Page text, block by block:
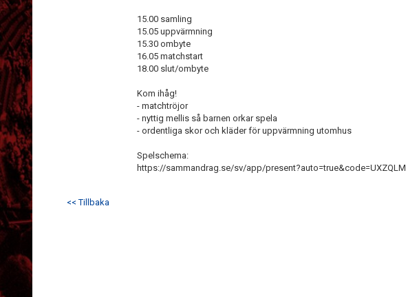
15.00 samling
15.05 uppvärmning
15.30 ombyte
16.05 matchstart
18.00 slut/ombyte
Kom ihåg!
- matchtröjor
- nyttig mellis så barnen orkar spela
- ordentliga skor och kläder för uppvärmning utomhus
Spelschema:
https://sammandrag.se/sv/app/present?auto=true&code=UXZQLM
<< Tillbaka